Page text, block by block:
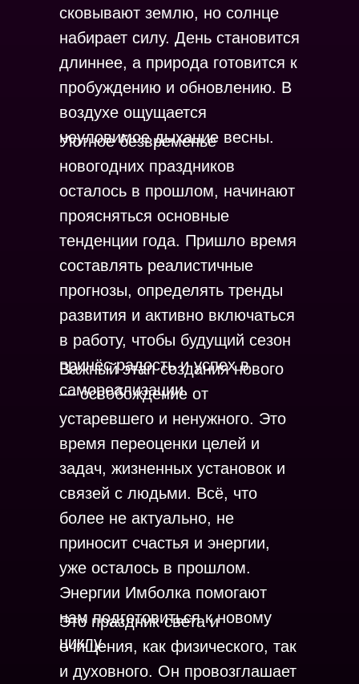
Это праздник света и
очищения, как физического, так
и духовного. Он провозглашает
Важный этап создания нового
— освобождение от
устаревшего и ненужного. Это
время переоценки целей и
задач, жизненных установок и
связей с людьми. Всё, что
более не актуально, не
приносит счастья и энергии,
уже осталось в прошлом.
Энергии Имболка помогают
нам подготовиться к новому
циклу.
Уютное безвременье
новогодних праздников
осталось в прошлом, начинают
проясняться основные
тенденции года. Пришло время
составлять реалистичные
прогнозы, определять тренды
развития и активно включаться
в работу, чтобы будущий сезон
принёс радость и успех в
самореализации.
сковывают землю, но солнце
набирает силу. День становится
длиннее, а природа готовится к
пробуждению и обновлению. В
воздухе ощущается
неуловимое дыхание весны.